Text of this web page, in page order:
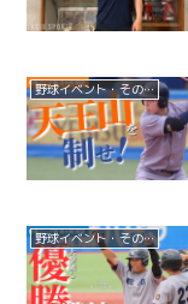
野球イベント・その他
野球イベント・その他